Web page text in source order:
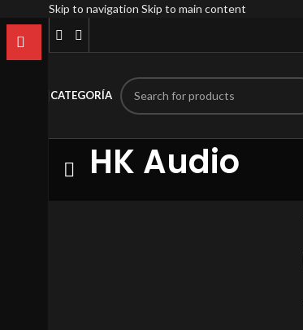
Skip to navigation Skip to main content
CATEGORÍA
HK Audio